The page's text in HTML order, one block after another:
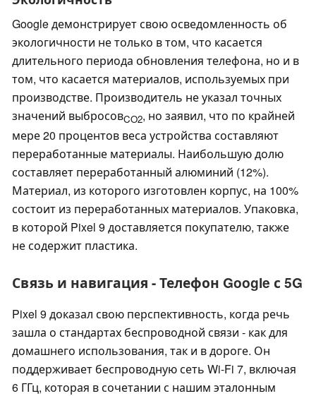
Google демонстрирует свою осведомленность об
экологичности не только в том, что касается
длительного периода обновления телефона, но и в
том, что касается материалов, используемых при
производстве. Производитель не указал точных
значений выбросовCO2, но заявил, что по крайней
мере 20 процентов веса устройства составляют
переработанные материалы. Наибольшую долю
составляет переработанный алюминий (12%).
Материал, из которого изготовлен корпус, на 100%
состоит из переработанных материалов. Упаковка,
в которой Pixel 9 доставляется покупателю, также
не содержит пластика.
Связь и навигация - Телефон Google с 5G
Pixel 9 доказал свою перспективность, когда речь
зашла о стандартах беспроводной связи - как для
домашнего использования, так и в дороге. Он
поддерживает беспроводную сеть Wi-Fi 7, включая
6 ГГц, которая в сочетании с нашим эталонным